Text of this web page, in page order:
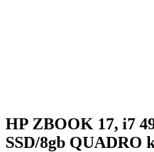
HP ZBOOK 17, i7
SSD/8gb QUADRO